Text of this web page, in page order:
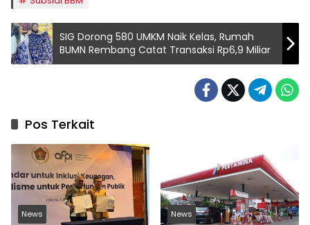
SIG Dorong 580 UMKM Naik Kelas, Rumah
BUMN Rembang Catat Transaksi Rp6,9 Miliar
Pos Terkait
News News